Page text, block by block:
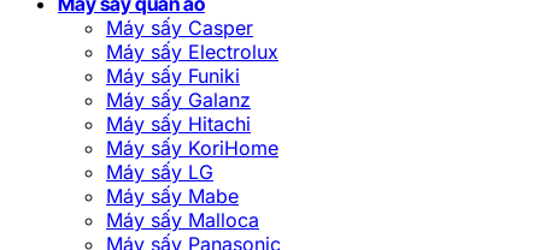
Máy sấy Casper
Máy sấy Electrolux
Máy sấy Funiki
Máy sấy Galanz
Máy sấy Hitachi
Máy sấy KoriHome
Máy sấy LG
Máy sấy Mabe
Máy sấy Malloca
Máy sấy Panasonic